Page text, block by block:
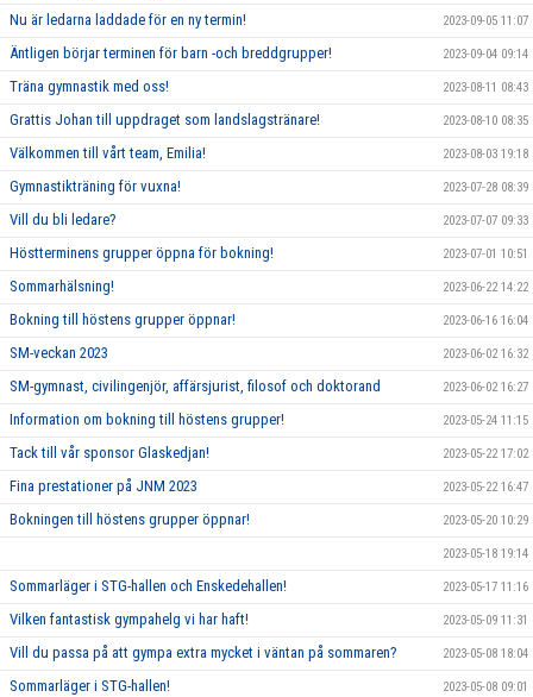
Nu är ledarna laddade för en ny termin! 2023-09-05 11:07
Äntligen börjar terminen för barn -och breddgrupper! 2023-09-04 09:14
Träna gymnastik med oss! 2023-08-11 08:43
Grattis Johan till uppdraget som landslagstränare! 2023-08-10 08:35
Välkommen till vårt team, Emilia! 2023-08-03 19:18
Gymnastikträning för vuxna! 2023-07-28 08:39
Vill du bli ledare? 2023-07-07 09:33
Höstterminens grupper öppna för bokning! 2023-07-01 10:51
Sommarhälsning! 2023-06-22 14:22
Bokning till höstens grupper öppnar! 2023-06-16 16:04
SM-veckan 2023 2023-06-02 16:32
SM-gymnast, civilingenjör, affärsjurist, filosof och doktorand 2023-06-02 16:27
Information om bokning till höstens grupper! 2023-05-24 11:15
Tack till vår sponsor Glaskedjan! 2023-05-22 17:02
Fina prestationer på JNM 2023 2023-05-22 16:47
Bokningen till höstens grupper öppnar! 2023-05-20 10:29
2023-05-18 19:14
Sommarläger i STG-hallen och Enskedehallen! 2023-05-17 11:16
Vilken fantastisk gympahelg vi har haft! 2023-05-09 11:31
Vill du passa på att gympa extra mycket i väntan på sommaren? 2023-05-08 18:04
Sommarläger i STG-hallen! 2023-05-08 09:01